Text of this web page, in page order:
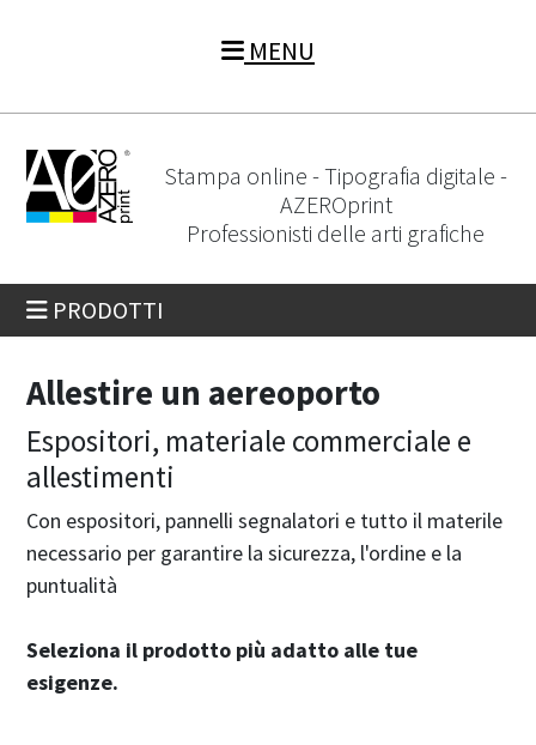
MENU
Stampa online - Tipografia digitale -
AZEROprint
Professionisti delle arti grafiche
PRODOTTI
Allestire un aereoporto
Espositori, materiale commerciale e
allestimenti
Con espositori, pannelli segnalatori e tutto il materile
necessario per garantire la sicurezza, l'ordine e la
puntualità
Seleziona il prodotto più adatto alle tue
esigenze.